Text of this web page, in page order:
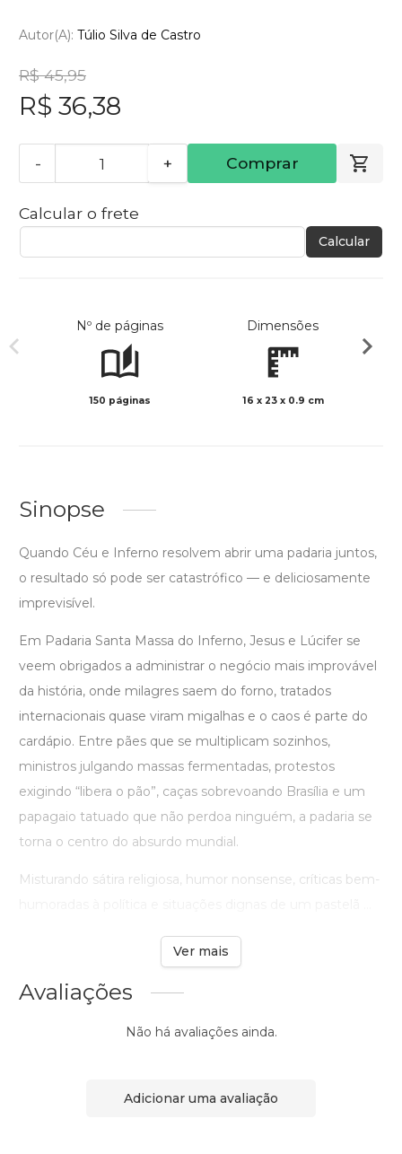
Autor(a): Túlio Silva de Castro
R$ 45,95
R$ 36,38
- + Comprar
Calcular o frete
Calcular
Nº de páginas
150 páginas
Dimensões
16 x 23 x 0.9 cm
Sinopse
Quando Céu e Inferno resolvem abrir uma padaria juntos,
o resultado só pode ser catastrófico — e deliciosamente
imprevisível.
Em Padaria Santa Massa do Inferno, Jesus e Lúcifer se
veem obrigados a administrar o negócio mais improvável
da história, onde milagres saem do forno, tratados
internacionais quase viram migalhas e o caos é parte do
cardápio. Entre pães que se multiplicam sozinhos,
ministros julgando massas fermentadas, protestos
exigindo “libera o pão”, caças sobrevoando Brasília e um
papagaio tatuado que não perdoa ninguém, a padaria se
torna o centro do absurdo mundial.
Misturando sátira religiosa, humor nonsense, críticas bem-
Ver mais
Avaliações
Não há avaliações ainda.
Adicionar uma avaliação